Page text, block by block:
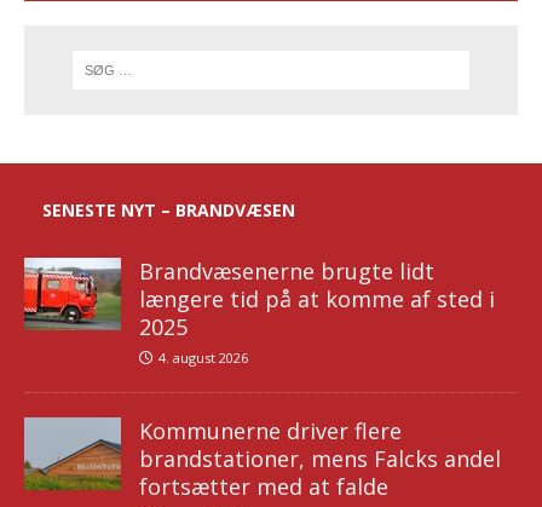
SENESTE NYT – BRANDVÆSEN
Brandvæsenerne brugte lidt
længere tid på at komme af sted i
2025
4. august 2026
Kommunerne driver flere
brandstationer, mens Falcks andel
fortsætter med at falde